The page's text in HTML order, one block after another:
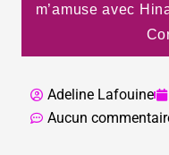
m’amuse avec
Adeline Lafouine
Aucun